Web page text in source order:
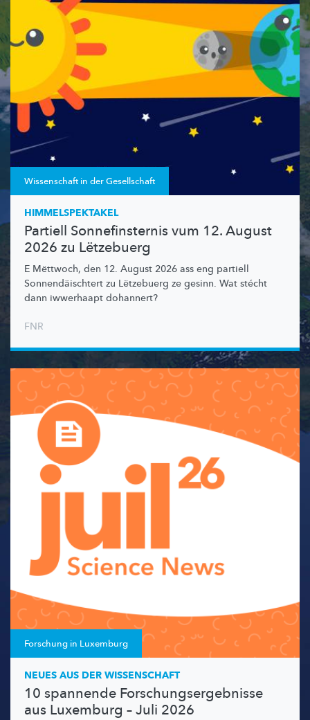
Wissenschaft in der Gesellschaft
HIMMELSPEKTAKEL
Partiell Sonnefinsternis vum 12. August
2026 zu Lëtzebuerg
E Mëttwoch, den 12. August 2026 ass eng partiell
Sonnendäischtert zu Lëtzebuerg ze gesinn. Wat stécht
dann iwwerhaapt dohannert?
FNR
Forschung in Luxemburg
NEUES AUS DER WISSENSCHAFT
10 spannende Forschungsergebnisse
aus Luxemburg – Juli 2026